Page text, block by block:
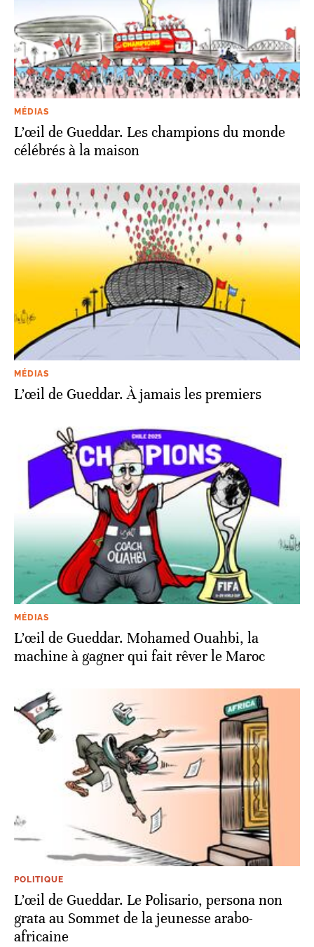
MÉDIAS
L’œil de Gueddar. Les champions du monde
célébrés à la maison
MÉDIAS
L’œil de Gueddar. À jamais les premiers
MÉDIAS
L’œil de Gueddar. Mohamed Ouahbi, la
machine à gagner qui fait rêver le Maroc
POLITIQUE
L’œil de Gueddar. Le Polisario, persona non
grata au Sommet de la jeunesse arabo-
africaine